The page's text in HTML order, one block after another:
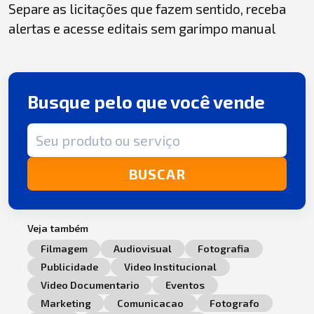
Separe as licitações que fazem sentido, receba
alertas e acesse editais sem garimpo manual
Busque pelo que você vende
Termo de busca
BUSCAR
Veja também
Filmagem
Audiovisual
Fotografia
Publicidade
Video Institucional
Video Documentario
Eventos
Marketing
Comunicacao
Fotografo